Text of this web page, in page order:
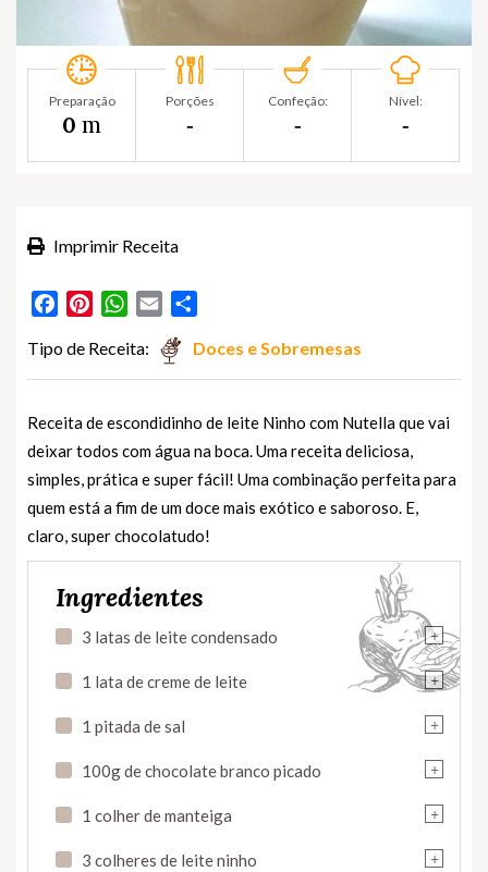
Preparação
0 m
Porções
‐
Confeção:
‐
Nível:
‐
Imprimir Receita
FacebookPinterestWhatsApp
Email
Tipo de Receita: Doces e Sobremesas
Receita de escondidinho de leite Ninho com Nutella que vai
deixar todos com água na boca. Uma receita deliciosa,
simples, prática e super fácil! Uma combinação perfeita para
quem está a fim de um doce mais exótico e saboroso. E,
claro, super chocolatudo!
Ingredientes
+
3 latas de leite condensado
+
1 lata de creme de leite
+
1 pitada de sal
+
100g de chocolate branco picado
+
1 colher de manteiga
+
3 colheres de leite ninho